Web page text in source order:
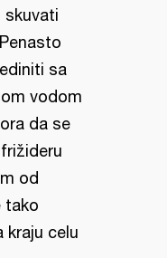
skuvati
sa
vodom
da se
od
tako
kraju celu